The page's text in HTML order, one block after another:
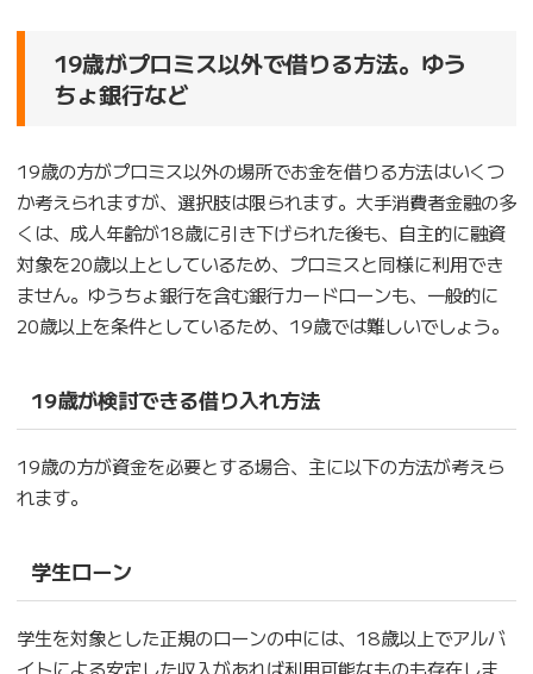
19歳がプロミス以外で借りる方法。ゆう
ちょ銀行など
19歳の方がプロミス以外の場所でお金を借りる方法はいくつ
か考えられますが、選択肢は限られます。大手消費者金融の多
くは、成人年齢が18歳に引き下げられた後も、自主的に融資
対象を20歳以上としているため、プロミスと同様に利用でき
ません。ゆうちょ銀行を含む銀行カードローンも、一般的に
20歳以上を条件としているため、19歳では難しいでしょう。
19歳が検討できる借り入れ方法
19歳の方が資金を必要とする場合、主に以下の方法が考えら
れます。
学生ローン
学生を対象とした正規のローンの中には、18歳以上でアルバ
イトによる安定した収入があれば利用可能なものも存在しま